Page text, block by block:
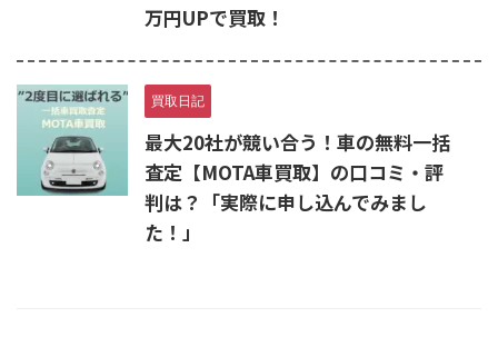
万円UPで買取！
買取日記
最大20社が競い合う！車の無料一括
査定【MOTA車買取】の口コミ・評
判は？「実際に申し込んでみまし
た！」